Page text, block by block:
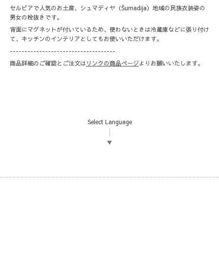
セルビアで人気のお土産、シュマディヤ（Šumadija）地域の民族衣装姿の
男女の栓抜きです。
背面にマグネットが付いているため、使わないときは冷蔵庫などに張り付け
て、キッチンのインテリアとしてもお使いいただけます。
------------------------------------
商品詳細のご確認とご注文は リンクの商品ページよりお願いいたします。
Select Language
▼